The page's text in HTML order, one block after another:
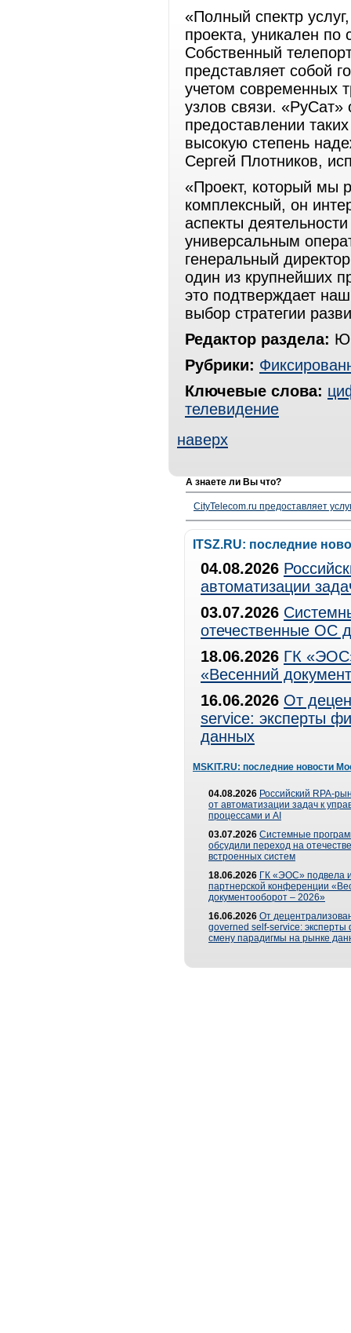
«Полный спектр
проекта, уникален по
Собственный
представляет собой
учетом современных
узлов связи.
предоставлении
высокую степень
Сергей Плотников,
«Проект, который мы
комплексный, он
аспекты
универсальным
генеральный
один из крупнейших
это подтверждает
выбор стратегии
Редактор раздела:
Рубрики:
Ключевые слова:
телевидение
наверх
А знаете ли Вы что?
CityTelecom.ru предоставляет
ITSZ.RU: последние
04.08.2026
автоматизации
03.07.2026
отечественные ОС
18.06.2026 ГК
«Весенний
16.06.2026 От
service: эксперты
данных
MSKIT.RU: последние новости
04.08.2026 Российский RPA-
от автоматизации задач к
процессами и AI
03.07.2026 Системные
обсудили переход на
встроенных систем
18.06.2026 ГК «ЭОС» подвела
партнерской конференции
документооборот – 2026»
16.06.2026 От
governed self-service: эксперты
смену парадигмы на рынке